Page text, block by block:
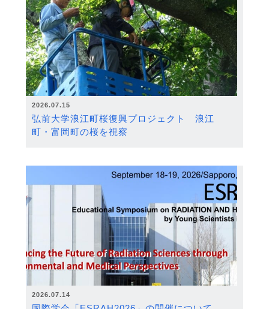
2026.07.15
弘前大学浪江町桜復興プロジェクト 浪江
町・富岡町の桜を視察
2026.07.14